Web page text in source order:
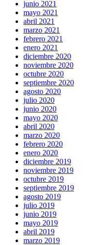
junio 2021
mayo 2021
abril 2021
marzo 2021
febrero 2021
enero 2021
diciembre 2020
noviembre 2020
octubre 2020
septiembre 2020
agosto 2020
julio 2020
junio 2020
mayo 2020
abril 2020
marzo 2020
febrero 2020
enero 2020
diciembre 2019
noviembre 2019
octubre 2019
septiembre 2019
agosto 2019
julio 2019
junio 2019
mayo 2019
abril 2019
marzo 2019